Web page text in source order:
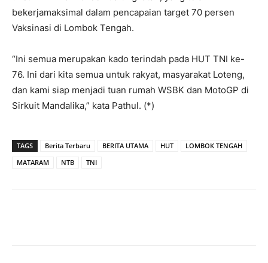
bekerjamaksimal dalam pencapaian target 70 persen
Vaksinasi di Lombok Tengah.
“Ini semua merupakan kado terindah pada HUT TNI ke-
76. Ini dari kita semua untuk rakyat, masyarakat Loteng,
dan kami siap menjadi tuan rumah WSBK dan MotoGP di
Sirkuit Mandalika,” kata Pathul. (*)
TAGS Berita Terbaru BERITA UTAMA HUT
LOMBOK TENGAH
MATARAM
NTB TNI